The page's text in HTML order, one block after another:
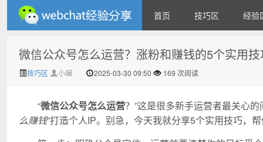
微信经验技巧分享网 - 2人共
首页 技巧区 经验
微信公众号怎么运营？涨粉和赚钱的5个实用
技巧区 小编 2025-03-30 09:50 169 次阅读
“微信公众号怎么运营？”这是很多新手运营者最关心
么赚钱”打造个人IP。别急，今天我就分享5个实用技巧，